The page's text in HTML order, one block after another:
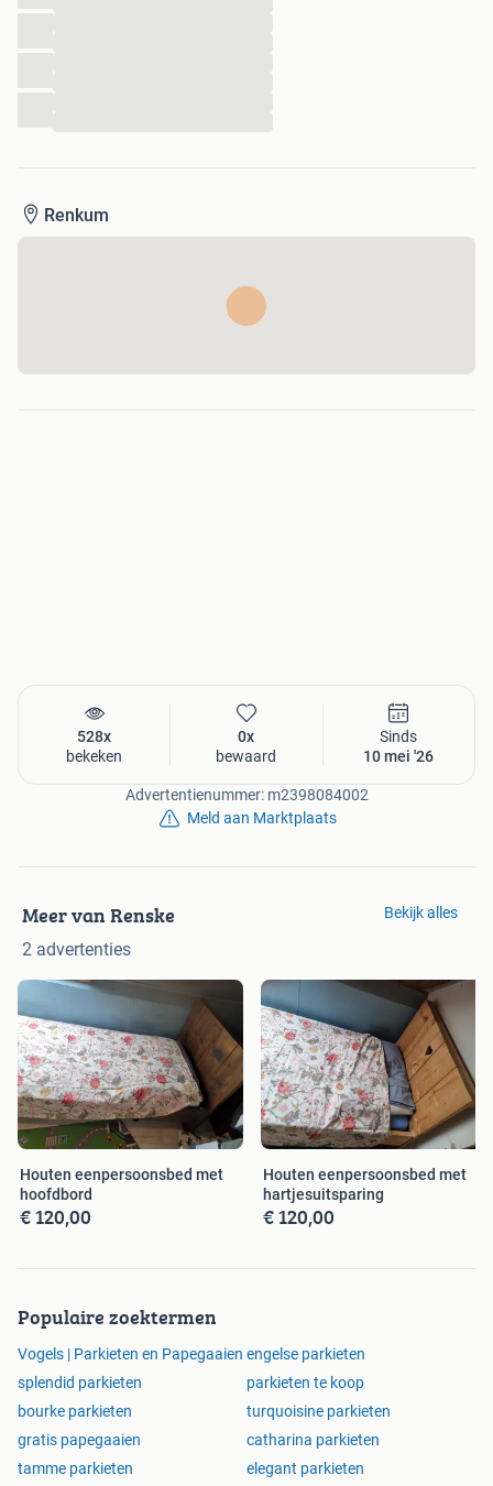
Renkum
528x
bekeken
0x
bewaard
Sinds
10 mei '26
Advertentienummer: m2398084002
Meld aan Marktplaats
Meer van Renske
2 advertenties
Bekijk alles
Houten eenpersoonsbed met
hoofdbord
€ 120,00
Houten eenpersoonsbed met
hartjesuitsparing
€ 120,00
Populaire zoektermen
Vogels | Parkieten en Papegaaien engelse parkieten
splendid parkieten
parkieten te koop
bourke parkieten
turquoisine parkieten
gratis papegaaien
catharina parkieten
tamme parkieten
elegant parkieten